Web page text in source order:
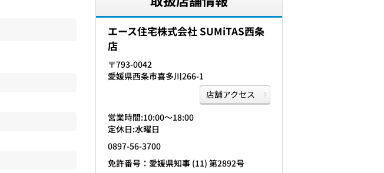
エース住宅株式会社 SUMiTAS西条
店
〒793-0042
愛媛県西条市喜多川266-1
店舗アクセス
営業時間:10:00〜18:00
定休日:水曜日
0897-56-3700
免許番号：愛媛県知事 (11) 第2892号